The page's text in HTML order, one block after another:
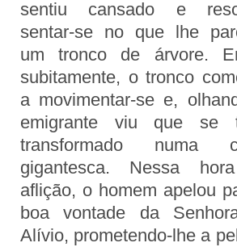
sentiu cansado e
sentar-se no que lhe
um tronco de árvore.
subitamente, o tronco
a movimentar-se e,
emigrante viu que se
transformado numa
gigantesca. Nessa
aflição, o homem apelou
boa vontade da
Alívio, prometendo-lhe a